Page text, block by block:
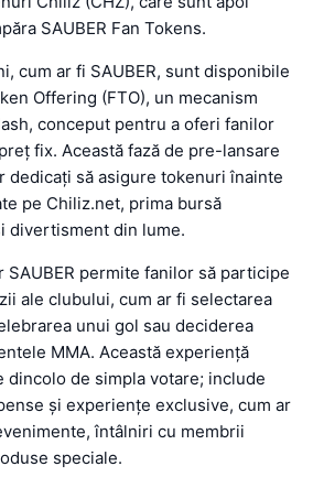
SAUBER Fan Tokens.
cum ar fi SAUBER, sunt disponibile
Offering (FTO), un mecanism
conceput pentru a oferi fanilor
fix. Această fază de pre-lansare
dedicați să asigure tokenuri înainte
pe Chiliz.net, prima bursă
divertisment din lume.
permite fanilor să participe
ale clubului, cum ar fi selectarea
unui gol sau deciderea
MMA. Această experiență
dincolo de simpla votare; include
și experiențe exclusive, cum ar
întâlniri cu membrii
speciale.